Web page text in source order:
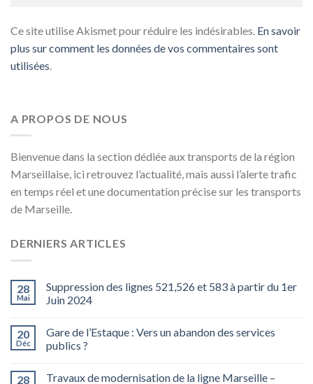
Ce site utilise Akismet pour réduire les indésirables. En savoir
plus sur comment les données de vos commentaires sont
utilisées.
A PROPOS DE NOUS
Bienvenue dans la section dédiée aux transports de la région
Marseillaise, ici retrouvez l’actualité, mais aussi l’alerte trafic
en temps réel et une documentation précise sur les transports
de Marseille.
DERNIERS ARTICLES
28
Mai
Suppression des lignes 521,526 et 583 à partir du 1er
Juin 2024
20
Déc
Gare de l’Estaque : Vers un abandon des services
publics ?
28
Travaux de modernisation de la ligne Marseille –